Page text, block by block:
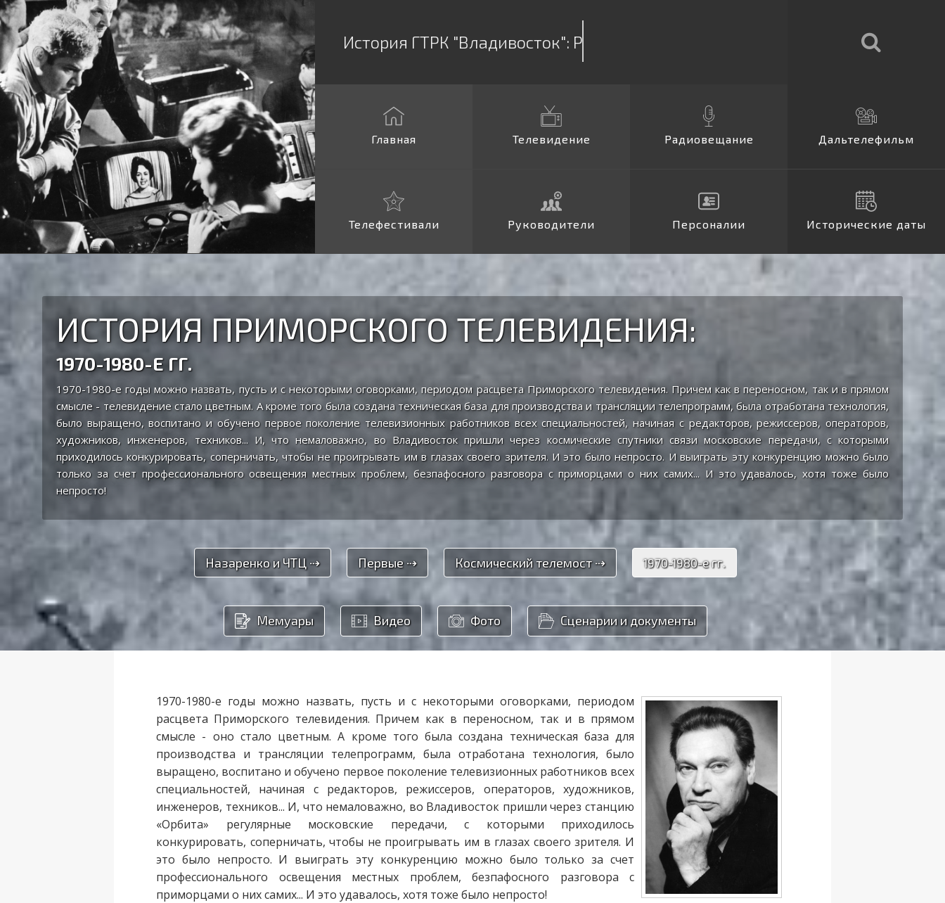
История ГТРК "Владивосток": Дальтелефильм
Главная Телевидение Радиовещание Дальтелефильм
Телефестивали Руководители Персоналии Исторические даты
ИСТОРИЯ ПРИМОРСКОГО ТЕЛЕВИДЕНИЯ:
1970-1980-Е ГГ.
1970-1980-е годы можно назвать, пусть и с некоторыми оговорками, периодом расцвета Приморского телевидения. Причем как в переносном, так и в прямом
смысле - телевидение стало цветным. А кроме того была создана техническая база для производства и трансляции телепрограмм, была отработана технология,
было выращено, воспитано и обучено первое поколение телевизионных работников всех специальностей, начиная с редакторов, режиссеров, операторов,
художников, инженеров, техников... И, что немаловажно, во Владивосток пришли через космические спутники связи московские передачи, с которыми
приходилось конкурировать, соперничать, чтобы не проигрывать им в глазах своего зрителя. И это было непросто. И выиграть эту конкуренцию можно было
только за счет профессионального освещения местных проблем, безпафосного разговора с приморцами о них самих... И это удавалось, хотя тоже было
непросто!
Назаренко и ЧТЦ ⇢ Первые ⇢ Космический телемост ⇢ 1970-1980-е гг.
Мемуары Видео Фото Сценарии и документы
1970-1980-е годы можно назвать, пусть и с некоторыми оговорками, периодом
расцвета Приморского телевидения. Причем как в переносном, так и в прямом
смысле - оно стало цветным. А кроме того была создана техническая база для
производства и трансляции телепрограмм, была отработана технология, было
выращено, воспитано и обучено первое поколение телевизионных работников всех
специальностей, начиная с редакторов, режиссеров, операторов, художников,
инженеров, техников... И, что немаловажно, во Владивосток пришли через станцию
«Орбита» регулярные московские передачи, с которыми приходилось
конкурировать, соперничать, чтобы не проигрывать им в глазах своего зрителя. И
это было непросто. И выиграть эту конкуренцию можно было только за счет
профессионального освещения местных проблем, безпафосного разговора с
приморцами о них самих... И это удавалось, хотя тоже было непросто!